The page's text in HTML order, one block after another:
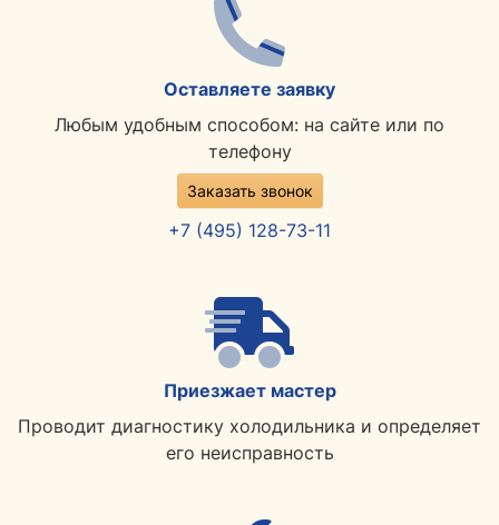
Оставляете заявку
Любым удобным способом: на сайте или по
телефону
Заказать звонок
+7 (495) 128-73-11
Приезжает мастер
Проводит диагностику холодильника и определяет
его неисправность